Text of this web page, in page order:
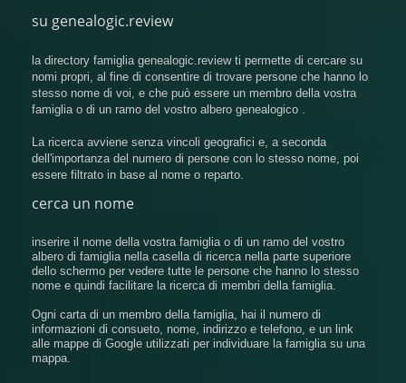
su genealogic.review
la directory famiglia genealogic.review ti permette di cercare su
nomi propri, al fine di consentire di trovare persone che hanno lo
stesso nome di voi, e che può essere un membro della vostra
famiglia o di un ramo del vostro albero genealogico .
La ricerca avviene senza vincoli geografici e, a seconda
dell'importanza del numero di persone con lo stesso nome, poi
essere filtrato in base al nome o reparto.
cerca un nome
inserire il nome della vostra famiglia o di un ramo del vostro
albero di famiglia nella casella di ricerca nella parte superiore
dello schermo per vedere tutte le persone che hanno lo stesso
nome e quindi facilitare la ricerca di membri della famiglia.
Ogni carta di un membro della famiglia, hai il numero di
informazioni di consueto, nome, indirizzo e telefono, e un link
alle mappe di Google utilizzati per individuare la famiglia su una
mappa.